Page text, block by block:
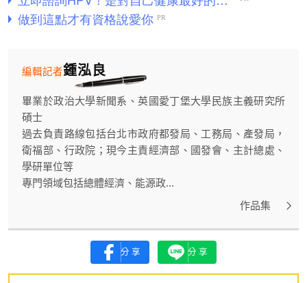
鍾泓良
編輯記者
畢業於政治大學新聞系、英國愛丁堡大學民族主義研究所
碩士
過去負責路線包括台北市政府都發局、工務局、產發局，
衛福部、行政院；現今主責經濟部、國發會、主計總處、
學研單位等
專門領域包括總體經濟、能源政...
作品集
分享 分享